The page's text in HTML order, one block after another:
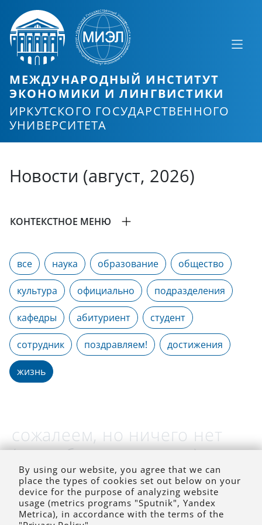
МЕЖДУНАРОДНЫЙ ИНСТИТУТ
ЭКОНОМИКИ И ЛИНГВИСТИКИ
ИРКУТСКОГО ГОСУДАРСТВЕННОГО
УНИВЕРСИТЕТА
Новости (август, 2026)
КОНТЕКСТНОЕ МЕНЮ
все наука образование общество
культура официально подразделения
кафедры абитуриент студент
сотрудник поздравляем! достижения
жизнь
сожалеем, но ничего нет
(на выбранное время)
By using our website, you agree that we can
place the types of cookies set out below on your
device for the purpose of analyzing website
usage (metrics programs "Sputnik", Yandex
Metrica), in accordance with the terms of the